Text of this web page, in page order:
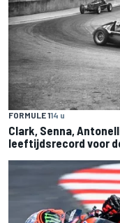
FORMULE 114 u
Clark, Senna,
leeftijdsrecord voor